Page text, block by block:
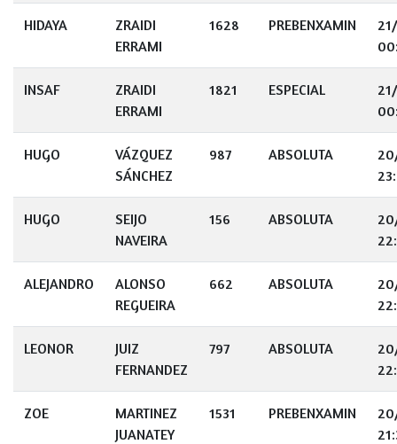
HIDAYA
ZRAIDI
ERRAMI
1628 PREBENXAMIN
INSAF
ZRAIDI
ERRAMI
1821 ESPECIAL
HUGO
VÁZQUEZ
SÁNCHEZ
987 ABSOLUTA
HUGO
SEIJO
NAVEIRA
156 ABSOLUTA
ALEJANDRO
ALONSO
REGUEIRA
662 ABSOLUTA
LEONOR
JUIZ
FERNANDEZ
797 ABSOLUTA
ZOE
MARTINEZ
JUANATEY
1531 PREBENXAMIN